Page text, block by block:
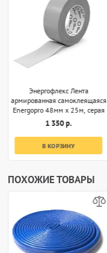
Энергофлекс Лента
армированная самоклеящаяся
Energopro 48мм х 25м, серая
1 350 р.
В КОРЗИНУ
ПОХОЖИЕ ТОВАРЫ